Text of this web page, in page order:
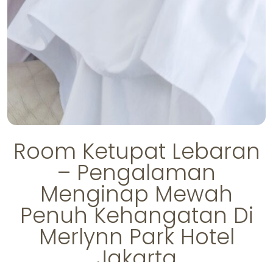
Room Ketupat Lebaran
– Pengalaman
Menginap Mewah
Penuh Kehangatan Di
Merlynn Park Hotel